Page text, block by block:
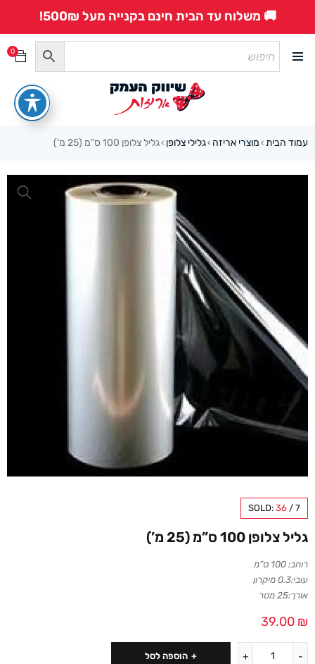
🚚 משלוח עד הבית חינם בקנייה מעל 500₪!
0
עמוד הבית › מוצרי אריזה ›גלילי צלופן ›גליל צלופן 100 ס”מ (25 מ’)
SOLD: 36 / 7
גליל צלופן 100 ס”מ (25 מ’)
רוחב: 100 ס”מ
עובי:0.3 מיקרון
אורך:25 מטר
39.00 ₪
הוספה לסל